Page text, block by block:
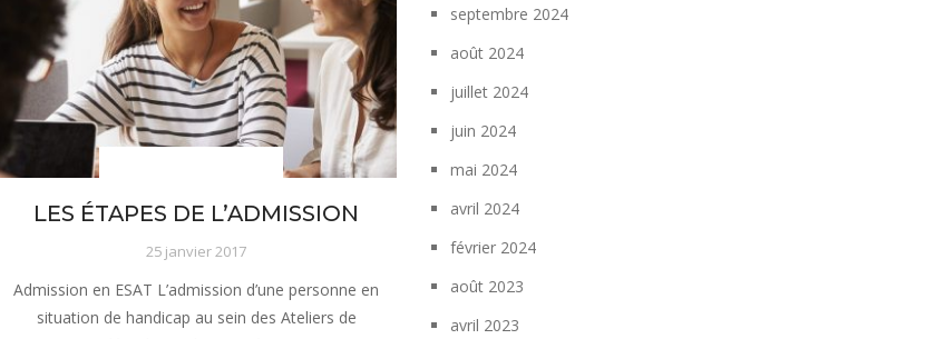
LES ÉTAPES DE L’ADMISSION
25 janvier 2017
Admission en ESAT L’admission d’une personne en
situation de handicap au sein des Ateliers de
septembre 2024
août 2024
juillet 2024
juin 2024
mai 2024
avril 2024
février 2024
août 2023
avril 2023